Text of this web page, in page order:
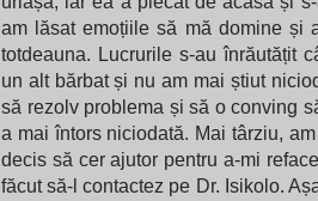
am lăsat emoțiile să mă domine și
totdeauna. Lucrurile s-au înrăutățit
un alt bărbat și nu am mai știut
să rezolv problema și să o conving
a mai întors niciodată. Mai târziu,
decis să cer ajutor pentru a-mi
făcut să-l contactez pe Dr. Isikolo.